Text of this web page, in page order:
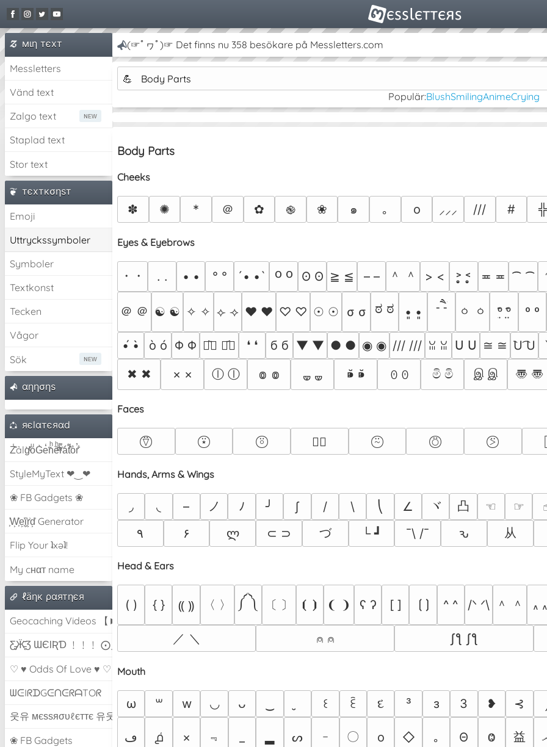
мιη тєxт
Messletters
Vänd text
Zalgo text
Staplad text
Stor text
тєxткσηѕт
Emoji
Uttryckssymboler
Symboler
Textkonst
Tecken
Vågor
Sök
αηησηѕ
яєlαтєяαd
Z̾̽ảlg̀͐ͭ̽oͧG̀e̒̃nͪȅͪͫ̏̐r͌̑á͑t͌̑͛o̊r̓̐
StyleMyText ❤‿❤
❀ FB Gadgets ❀
͕͗W͕͕͗͗e͕͕͗͗i͕͕͗͗r͕͗d͕͗ Generator
Flip Your ʇxəʇ!
My cнαт name
ℓäηк ραятηєя
Geocaching Videos 【►】
Ƹ̵̡Ӝ̵̨̄Ʒ ƜЄƖƦƊ ﹗﹗﹗ ⨀_⨀
♡ ♥ Odds Of Love ♥ ♡
ᗯᕮIᖇᗪGᕮᑎᕮᖇᗩTOᖇ
웃유 мєѕѕяσυℓєттє 유웃
❀ FB Gadgets
(☞ﾟヮﾟ)☞ Det finns nu 358 besökare på Messletters.com
💪
Body Parts
Populär:BlushSmilingAnimeCrying
Body Parts
Cheeks
✽ ✺ * ＠ ✿ ֎ ❀ ๑ ｡ o ⸝⸝⸝ /// # ╬
Eyes & Eyebrows
・・ . . • • ° ° ´• •` ꧆ ꧆ ʘ ʘ ≧ ≦ – – ＾ ＾ > < ˃̣̣̥ ˂̣̣̥ ≖ ≖ ⁀ ⁀
＠ ＠ ☯ ☯ ✧ ✧ ⟣ ⟢ ♥ ♥ ♡ ♡ ☉ ☉ σ σ ಠ ಠ •͈ •͈ -ཻ -ཻ ㆁ ㆁ ᵒ̤̑ ᵒ̤̑ º º
•́ •̀ ò ó Φ Φ ꏿ᷅॓ ꏿ᷄॔ ❛ ❛ б б ▼ ▼ ● ● ◉ ◉ /// /// ꈍ ꈍ ᑌ ᑌ ≅ ≅ ͡U ͡U
✖ ✖
× × ⓛ ⓛ ៙ ៙ 🝦 🝦 ⁍̴̆ ⁍̴̆ ꏿ ꏿ මි මි இ இ 〠 〠
Faces
⍢⃝ ⍣⃝ ⍤⃝ ∵⃝ ⍨⃝ ⍥⃝ ⍩⃝
Hands, Arms & Wings
◞ ◟ – ノ ﾉ ╯ ∫ / \ ⎝ ∠ ヾ 凸 ☜︎ ☞︎
٩
۶ ლ ⊂ ⊃ づ └ ┛ ¯\ /¯ ԅ 从
Head & Ears
( ) { } ⸨ ⸩ 〈 〉 ༼ ༽ 〔 〕 ⦗ ⦘ ❨ ❩ ʕ ʔ [ ] ⟮ ⟯ ^ ^ /ᐠ ᐟ\ ＾ ＾ ៱ ៱
／ ＼ ⍝ ⍝ ʃƪ ʃƪ
Mouth
ω ꒳ w ◡ ᴗ ꒰ ꏁ દ ³ з 3 ❥ ⊰
ڡ ൧͑ × ﹃ ▂ ᔕ ｰ 〇 o ◇ ｡ Θ Ⱉ 益